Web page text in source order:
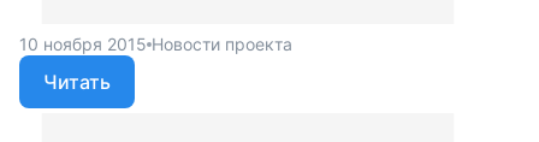
10 ноября 2015 Новости проекта
Читать